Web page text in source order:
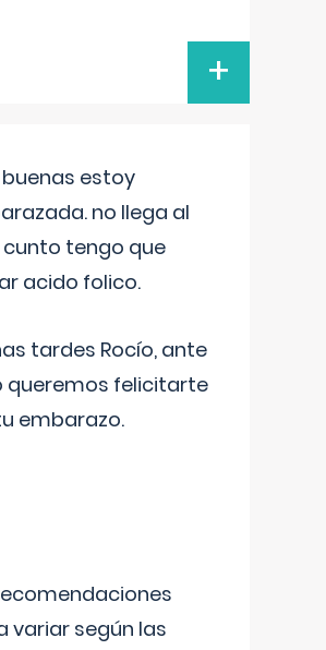
+
estoy
no llega al
tengo que
acido folico.
tardes Rocío, ante
queremos felicitarte
embarazo.
variar según las